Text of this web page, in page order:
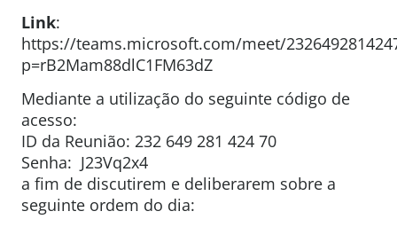
Link:
https://teams.microsoft.com/meet/
p=rB2Mam88dlC1FM63dZ
Mediante a utilização do seguinte código de
acesso:
ID da Reunião: 232 649 281 424 70
Senha: J23Vq2x4
a fim de discutirem e deliberarem sobre a
seguinte ordem do dia: